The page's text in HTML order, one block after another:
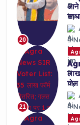
20
आने
21
जेल